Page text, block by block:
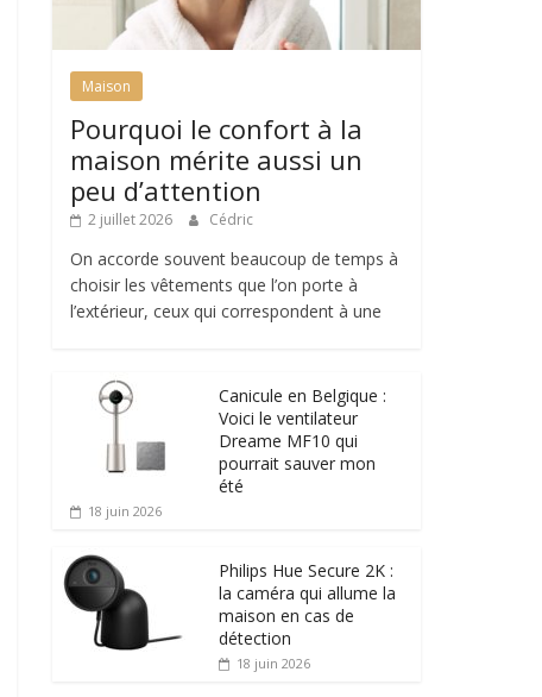
Maison
Pourquoi le confort à la
maison mérite aussi un
peu d’attention
2 juillet 2026 Cédric
On accorde souvent beaucoup de temps à
choisir les vêtements que l’on porte à
l’extérieur, ceux qui correspondent à une
Canicule en Belgique :
Voici le ventilateur
Dreame MF10 qui
pourrait sauver mon
été
18 juin 2026
Philips Hue Secure 2K :
la caméra qui allume la
maison en cas de
détection
18 juin 2026